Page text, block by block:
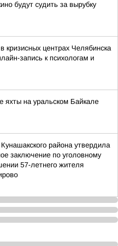
будут судить за вырубку
кризисных центрах Челябинска
запись к психологам и
яхты на уральском Байкале
района утвердила
заключение по уголовному
57-летнего жителя